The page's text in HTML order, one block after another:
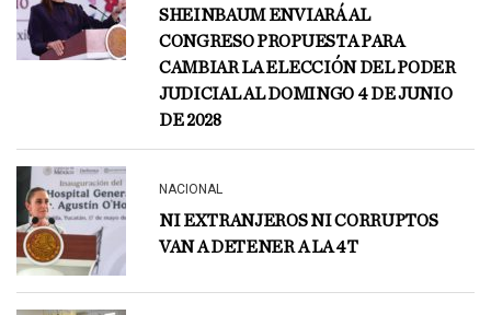
SHEINBAUM ENVIARÁ AL
CONGRESO PROPUESTA PARA
CAMBIAR LA ELECCIÓN DEL PODER
JUDICIAL AL DOMINGO 4 DE JUNIO
DE 2028
NACIONAL
NI EXTRANJEROS NI CORRUPTOS
VAN A DETENER A LA 4T